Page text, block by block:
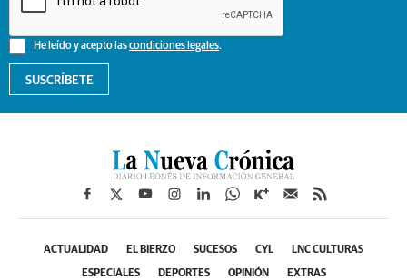
He leído y acepto lascondiciones legales.
SUSCRÍBETE
ACTUALIDAD EL BIERZO SUCESOS CYL LNC CULTURAS
ESPECIALES DEPORTES OPINIÓN EXTRAS